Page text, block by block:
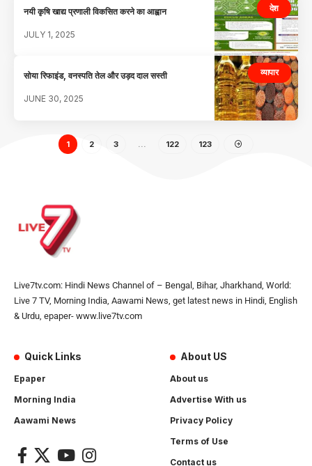
देश
नयी कृषि खाद्य प्रणाली विकसित करने का आह्वान
JULY 1, 2025
व्यापार
सोया रिफाइंड, वनस्पति तेल और उड़द दाल सस्ती
JUNE 30, 2025
1 2 3 … 122 123
Live7tv.com: Hindi News Channel of – Bengal, Bihar, Jharkhand, World:
Live 7 TV, Morning India, Aawami News, get latest news in Hindi, English
& Urdu, epaper- www.live7tv.com
Quick Links
Epaper
Morning India
Aawami News
About US
About us
Advertise With us
Privacy Policy
Terms of Use
Contact us